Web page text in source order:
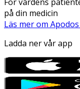
på din medicin
Läs mer om
Ladda ner vår app